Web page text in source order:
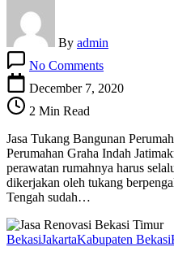
By admin
No CommentsJasa
Tukang
Indah
Jatimakmur
December 7, 2020
2 Min Read
Jasa Tukang Bangunan
Perumahan Graha Indah
perawatan rumahnya harus
dikerjakan oleh tukang
Tengah sudah…
BekasiJakartaKabupaten Bekasi